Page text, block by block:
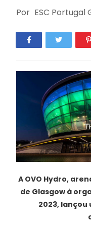
Por ESC Portugal
A OVO Hydro,
de Glasgow à
2023,